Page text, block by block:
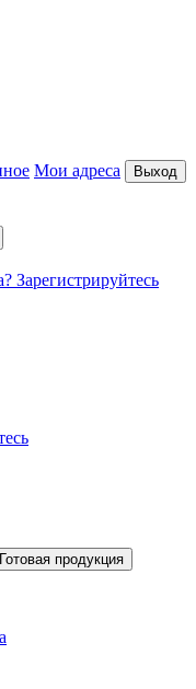
Мои адреса Выход
Зарегистрируйтесь
Готовая продукция